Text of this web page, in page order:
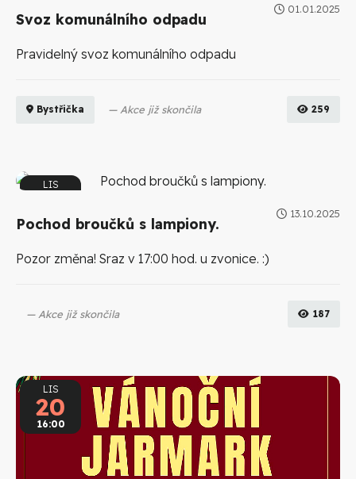
01.01.2025
Svoz komunálního odpadu
Pravidelný svoz komunálního odpadu
Bystřička Akce již skončila 259
LIS
17:00 13.10.2025
Pochod broučků s lampiony.
Pozor změna! Sraz v 17:00 hod. u zvonice. :)
Akce již skončila 187
LIS
20
16:00